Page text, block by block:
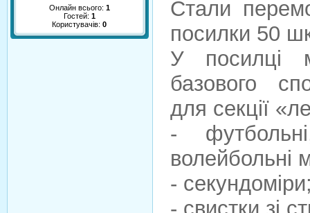
Онлайн всього: 1
Гостей: 1
Користувачів:0
Стали
посилки 50
У посилці
базового
для секції
-
волейбольні
-